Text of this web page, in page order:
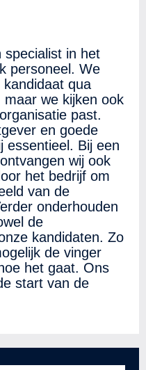
specialist in het
personeel. We
kandidaat qua
maar we kijken ook
past.
en goede
essentieel. Bij een
wij ook
het bedrijf om
van de
onderhouden
de
kandidaten. Zo
de vinger
het gaat. Ons
start van de